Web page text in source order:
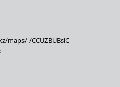
maps/-/CCUZBUBslC